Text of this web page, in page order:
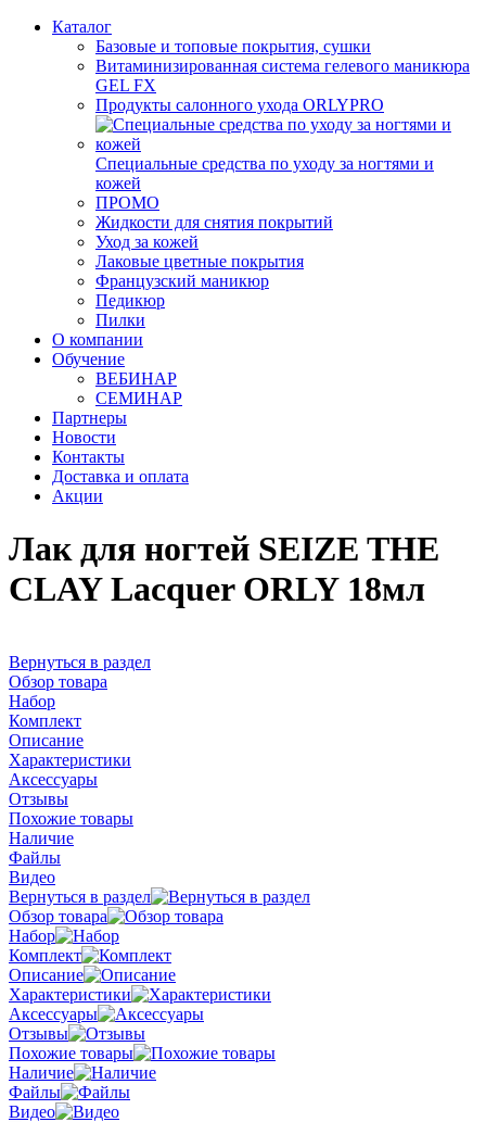
Каталог
Базовые и топовые покрытия, сушки
Витаминизированная система гелевого маникюра
GEL FX
Продукты салонного ухода ORLYPRO
Специальные средства по уходу за ногтями и
кожей
ПРОМО
Жидкости для снятия покрытий
Уход за кожей
Лаковые цветные покрытия
Французский маникюр
Педикюр
Пилки
О компании
Обучение
ВЕБИНАР
СЕМИНАР
Партнеры
Новости
Контакты
Доставка и оплата
Акции
Лак для ногтей SEIZE THE
CLAY Lacquer ORLY 18мл
Вернуться в раздел
Обзор товара
Набор
Комплект
Описание
Характеристики
Аксессуары
Отзывы
Похожие товары
Наличие
Файлы
Видео
Вернуться в раздел
Обзор товара
Набор
Комплект
Описание
Характеристики
Аксессуары
Отзывы
Похожие товары
Наличие
Файлы
Видео